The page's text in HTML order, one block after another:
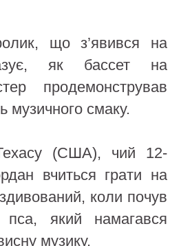
що з’явився на
як бассет на
продемонстрував
музичного смаку.
(США), чий 12-
вчиться грати на
коли почув
пса, який намагався
музику.